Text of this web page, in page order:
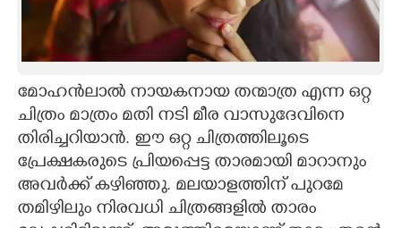
ASTRO
CARTOONS
LITERATURE
ZOOM
CONTACT US
മോഹന്‍ലാല്‍ നായകനായ തന്മാത്ര എന്ന ഒറ്റ
ചിത്രം മാത്രം മതി നടി മീര വാസുദേവിനെ
തിരിച്ചറിയാന്‍. ഈ ഒറ്റ ചിത്രത്തിലൂടെ
പ്രേക്ഷകരുടെ പ്രിയപ്പെട്ട താരമായി മാറാനും
അവര്‍ക്ക് കഴിഞ്ഞു. മലയാളത്തിന് പുറമേ
തമിഴിലും നിരവധി ചിത്രങ്ങളില്‍ താരം